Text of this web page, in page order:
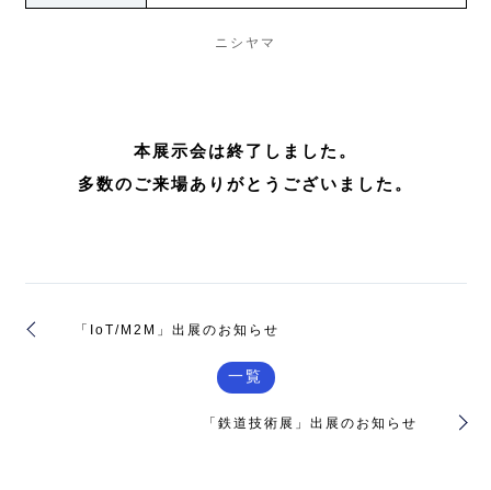
ニシヤマ
本展示会は終了しました。
多数のご来場ありがとうございました。
「IoT/M2M」出展のお知らせ
一覧
「鉄道技術展」出展のお知らせ